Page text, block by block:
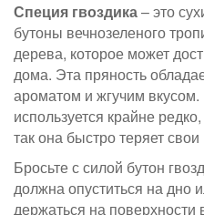
Специя гвоздика– это
бутоны вечнозеленого
дерева, которое может
дома. Эта пряность
ароматом и жгучим
используется крайне
так она быстро теряет
Бросьте с силой бутон
должна опуститься на дно
держаться на